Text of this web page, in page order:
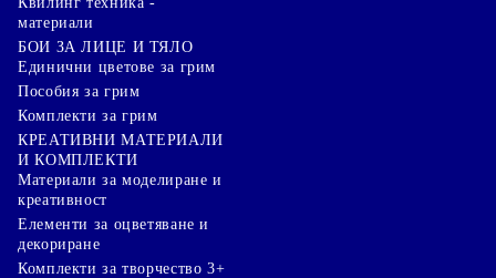
материали
БОИ ЗА ЛИЦЕ И ТЯЛО
Единични цветове за грим
Пособия за грим
Комплекти за грим
КРЕАТИВНИ МАТЕРИАЛИ
И КОМПЛЕКТИ
Mатериали за моделиране и
креативност
Елементи за оцветяване и
декориране
Комплекти за творчество 3+